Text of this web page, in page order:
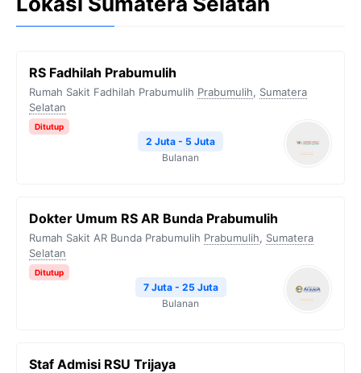
RS Fadhilah Prabumulih
Rumah Sakit Fadhilah Prabumulih Prabumulih, Sumatera
Selatan
Ditutup
2 Juta - 5 Juta
Bulanan
Dokter Umum RS AR Bunda Prabumulih
Rumah Sakit AR Bunda Prabumulih Prabumulih, Sumatera
Selatan
Ditutup
7 Juta - 25 Juta
Bulanan
Staf Admisi RSU Trijaya